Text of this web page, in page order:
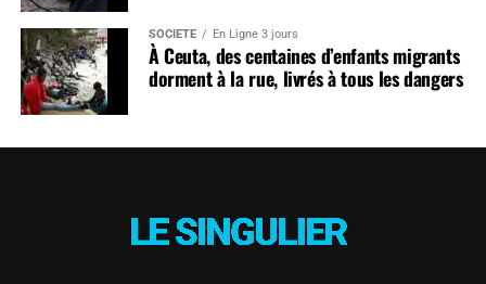
SOCIÉTÉ En Ligne 3 jours
À Ceuta, des centaines d’enfants migrants
dorment à la rue, livrés à tous les dangers